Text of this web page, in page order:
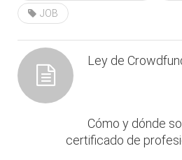
JOB
Ley de
Cómo y dónde
certificado de